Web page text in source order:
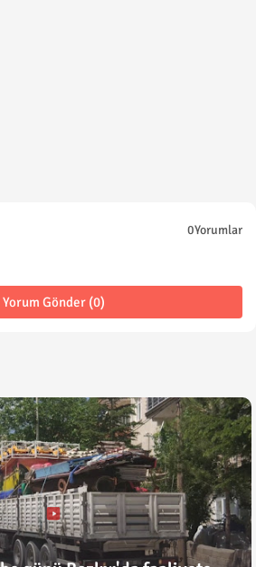
0Yorumlar
Yorum Gönder (0)